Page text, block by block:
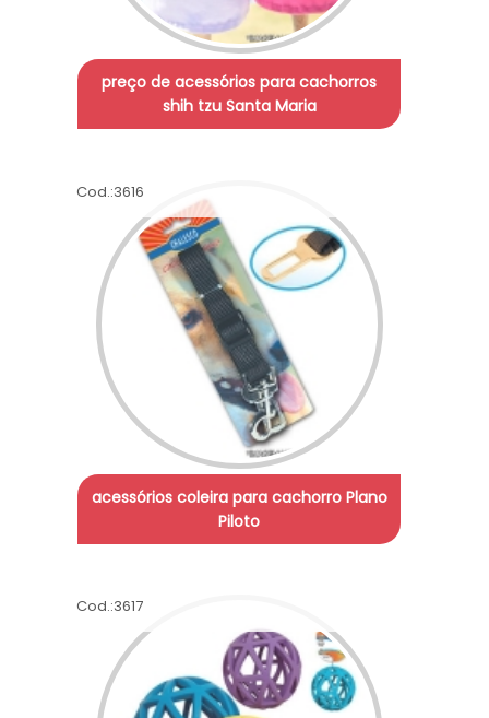
preço de acessórios para cachorros
shih tzu Santa Maria
Cod.:3616
acessórios coleira para cachorro Plano
Piloto
Cod.:3617